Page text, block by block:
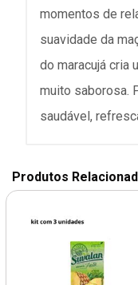
momentos de
suavidade da
do maracujá cria
muito saborosa.
saudável,
Produtos